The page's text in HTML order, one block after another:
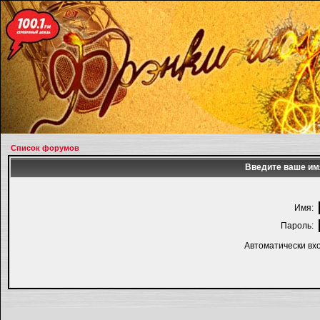
Список форумов
Введите ваше
Имя:
Пароль:
Автоматически